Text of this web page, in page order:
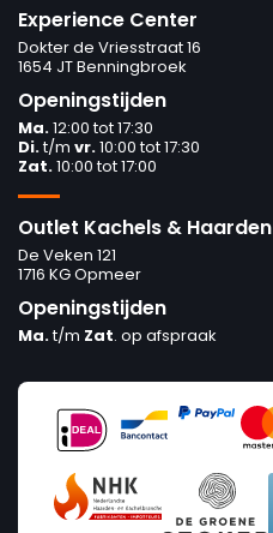
Experience Center
Dokter de Vriesstraat 16
1654 JT Benningbroek
Openingstijden
Ma.12:00 tot 17:30
Di.t/m vr.10:00 tot 17:30
Zat.10:00 tot 17:00
Outlet Kachels & Haarden
De Veken 121
1716 KG Opmeer
Openingstijden
Ma.t/m Zat. op afspraak